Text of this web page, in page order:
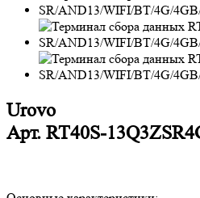
Urovo
Арт. RT40S-